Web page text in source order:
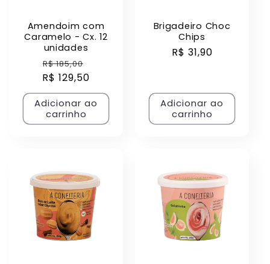
Amendoim com
Caramelo - Cx. 12
unidades
Preço
normal
R$ 185,00
R$ 129,50
Adicionar ao
carrinho
Brigadeiro Choc
Chips
Preço
R$ 31,90
Adicionar ao
carrinho